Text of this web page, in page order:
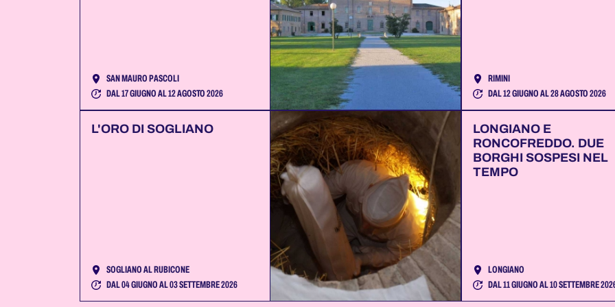
SAN MAURO PASCOLI
DAL 17 GIUGNO AL 12 AGOSTO 2026
RIMINI
DAL 12 GIUGNO AL 28 AGOSTO 2026
L'ORO DI SOGLIANO
SOGLIANO AL RUBICONE
DAL 04 GIUGNO AL 03 SETTEMBRE 2026
LONGIANO E
RONCOFREDDO. DUE
BORGHI SOSPESI NEL
TEMPO
LONGIANO
DAL 11 GIUGNO AL 10 SETTEMBRE